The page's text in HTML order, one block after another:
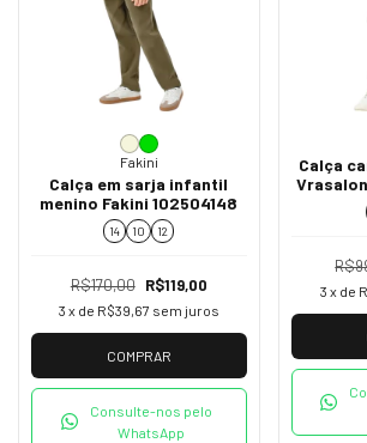
Fakini
Calça em sarja infantil
menino Fakini 102504148
14 10 12
R$170,00 R$119,00
3 x de R$39,67 sem juros
COMPRAR
Consulte-nos pelo
WhatsApp
Calça
3 x de